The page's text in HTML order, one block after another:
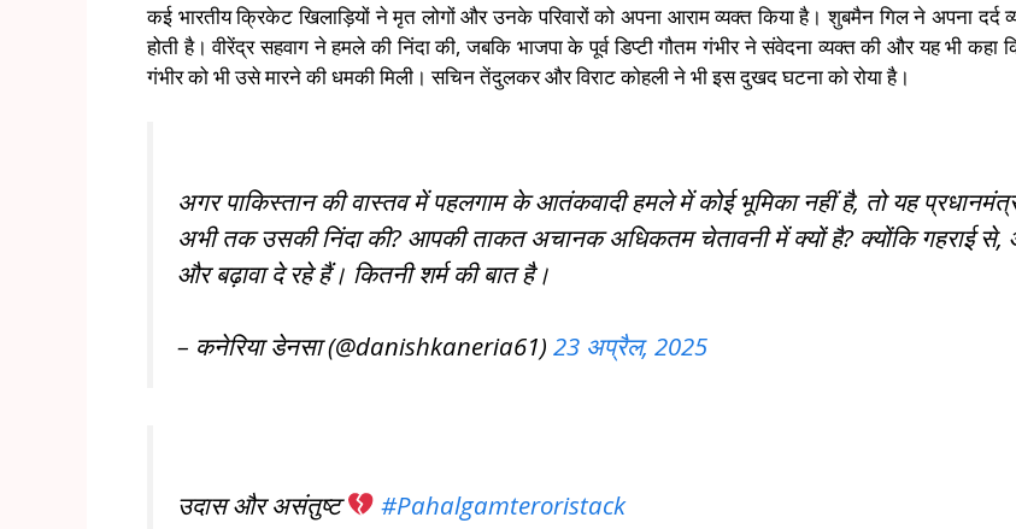
कई भारतीय क्रिकेट खिलाड़ियों ने मृत लोगों और उनके परिवारों को अपना आराम व्यक्त किया है। शुबमैन गिल ने अपना दर्द
होती है। वीरेंद्र सहवाग ने हमले की निंदा की, जबकि भाजपा के पूर्व डिप्टी गौतम गंभीर ने संवेदना व्यक्त की और यह भी
गंभीर को भी उसे मारने की धमकी मिली। सचिन तेंदुलकर और विराट कोहली ने भी इस दुखद घटना को रोया है।
अगर पाकिस्तान की वास्तव में पहलगाम के आतंकवादी हमले में कोई भूमिका नहीं है, तो यह
अभी तक उसकी निंदा की? आपकी ताकत अचानक अधिकतम चेतावनी में क्यों है? क्योंकि गहराई से,
और बढ़ावा दे रहे हैं। कितनी शर्म की बात है।
– कनेरिया डेनसा (@danishkaneria61) 23 अप्रैल, 2025
उदास और असंतुष्ट #Pahalgamteroristack